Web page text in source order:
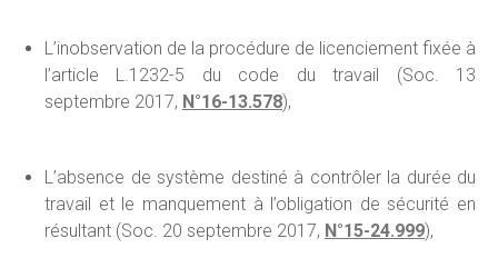
L’inobservation de la procédure de licenciement fixée à
l’article L.1232-5 du code du travail (Soc. 13
septembre 2017, N°16-13.578),
L’absence de système destiné à contrôler la durée du
travail et le manquement à l’obligation de sécurité en
résultant (Soc. 20 septembre 2017, N°15-24.999),